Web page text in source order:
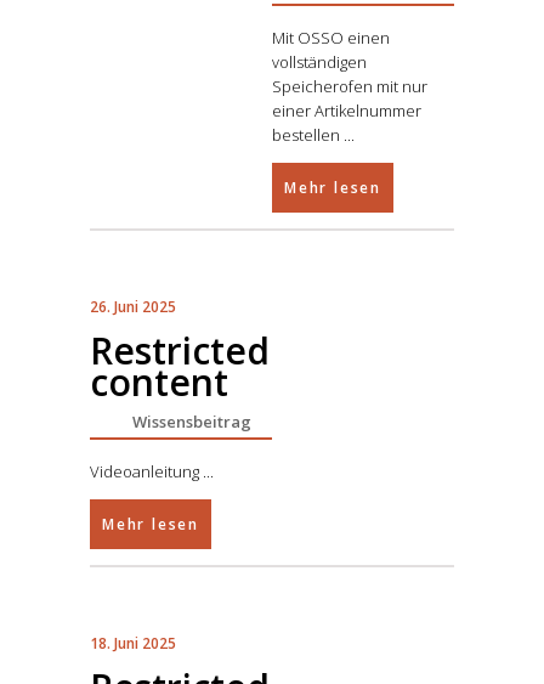
Mit OSSO einen
vollständigen
Speicherofen mit nur
einer Artikelnummer
bestellen
Mehr lesen
26. Juni 2025
Restricted
content
Wissensbeitrag
Videoanleitung
Mehr lesen
18. Juni 2025